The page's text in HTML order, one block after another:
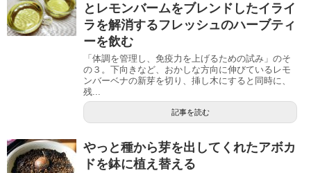
とレモンバームをブレンドしたイライ
ラを解消するフレッシュのハーブティ
ーを飲む
「体調を管理し、免疫力を上げるための試み」のそ
の３。下向きなど、おかしな方向に伸びているレモ
ンバーベナの新芽を切り、挿し木にすると同時に、
残...
記事を読む
やっと種から芽を出してくれたアボカ
ドを鉢に植え替える